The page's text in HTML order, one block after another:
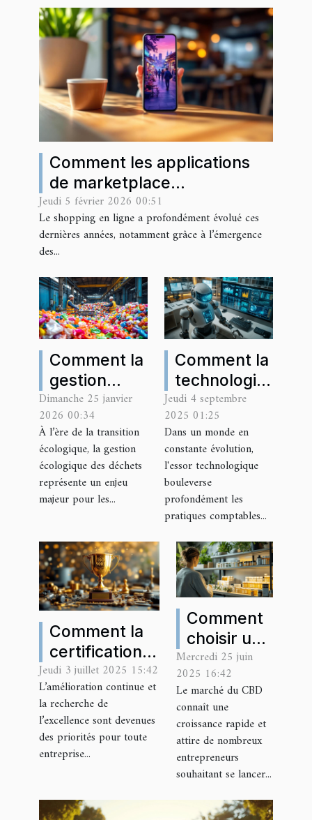
Comment les applications
de marketplace
transforment-elles le
shopping en ligne ?
Jeudi 5 février 2026 00:51
Le shopping en ligne a profondément évolué ces
dernières années, notamment grâce à l’émergence
des...
Comment la
gestion
écologique
des déchets
transforme-
t-elle les
entreprises
?
Dimanche 25 janvier
2026 00:34
À l’ère de la transition
écologique, la gestion
écologique des déchets
représente un enjeu
majeur pour les...
Comment la
technologie
influence-t-
elle les
pratiques
comptables
modernes ?
Jeudi 4 septembre
2025 01:25
Dans un monde en
constante évolution,
l'essor technologique
bouleverse
profondément les
pratiques comptables...
Comment la
certification
ISO 9001
booste-t-elle
votre
compétitivité?
Jeudi 3 juillet 2025 15:42
L’amélioration continue et
la recherche de
l’excellence sont devenues
des priorités pour toute
entreprise...
Comment
choisir un
grossiste
en CBD
pour votre
entreprise
?
Mercredi 25 juin
2025 16:42
Le marché du CBD
connaît une
croissance rapide et
attire de nombreux
entrepreneurs
souhaitant se lancer...